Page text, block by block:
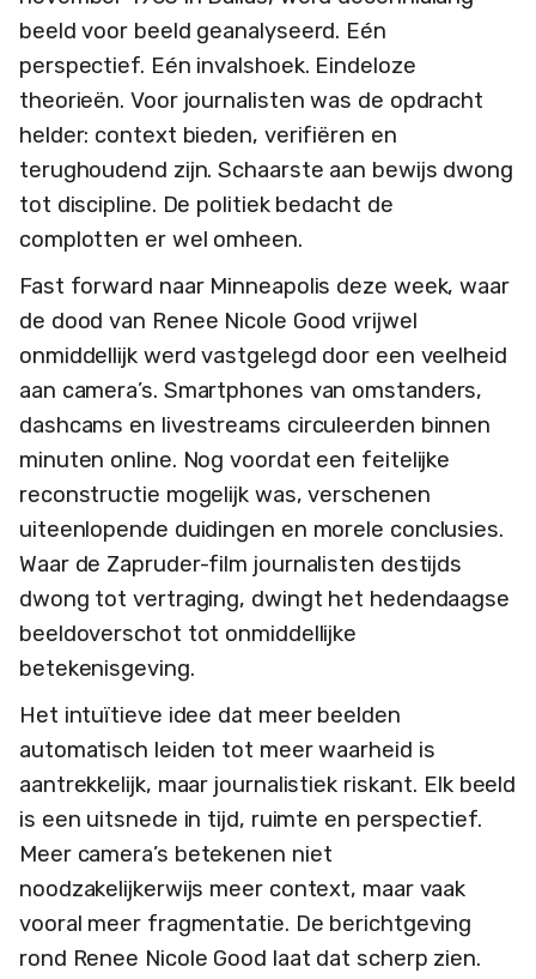
beeld voor beeld geanalyseerd. Eén
perspectief. Eén invalshoek. Eindeloze
theorieën. Voor journalisten was de opdracht
helder: context bieden, verifiëren en
terughoudend zijn. Schaarste aan bewijs dwong
tot discipline. De politiek bedacht de
complotten er wel omheen.
Fast forward naar Minneapolis deze week, waar
de dood van Renee Nicole Good vrijwel
onmiddellijk werd vastgelegd door een veelheid
aan camera’s. Smartphones van omstanders,
dashcams en livestreams circuleerden binnen
minuten online. Nog voordat een feitelijke
reconstructie mogelijk was, verschenen
uiteenlopende duidingen en morele conclusies.
Waar de Zapruder-film journalisten destijds
dwong tot vertraging, dwingt het hedendaagse
beeldoverschot tot onmiddellijke
betekenisgeving.
Het intuïtieve idee dat meer beelden
automatisch leiden tot meer waarheid is
aantrekkelijk, maar journalistiek riskant. Elk beeld
is een uitsnede in tijd, ruimte en perspectief.
Meer camera’s betekenen niet
noodzakelijkerwijs meer context, maar vaak
vooral meer fragmentatie. De berichtgeving
rond Renee Nicole Good laat dat scherp zien.